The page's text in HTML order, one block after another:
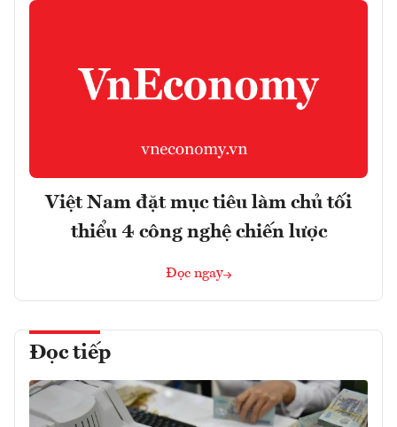
Việt Nam đặt mục tiêu làm chủ tối
thiểu 4 công nghệ chiến lược
Đọc ngay
Đọc tiếp